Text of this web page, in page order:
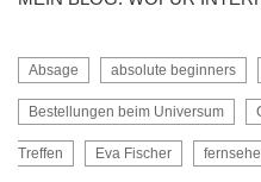
Absage absolute beginners
Bestellungen beim Universum
Treffen Eva Fischer